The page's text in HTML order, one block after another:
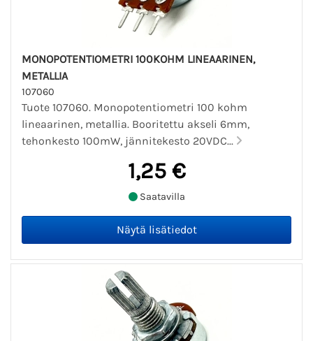
MONOPOTENTIOMETRI 100KOHM LINEAARINEN,
METALLIA
107060
Tuote 107060. Monopotentiometri 100 kohm
lineaarinen, metallia. Booritettu akseli 6mm,
tehonkesto 100mW, jännitekesto 20VDC...
1,25 €
Saatavilla